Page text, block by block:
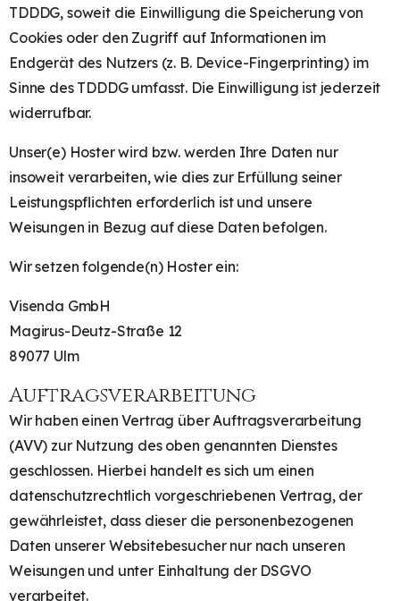
TDDDG, soweit die Einwilligung die Speicherung von
Cookies oder den Zugriff auf Informationen im
Endgerät des Nutzers (z. B. Device-Fingerprinting) im
Sinne des TDDDG umfasst. Die Einwilligung ist jederzeit
widerrufbar.
Unser(e) Hoster wird bzw. werden Ihre Daten nur
insoweit verarbeiten, wie dies zur Erfüllung seiner
Leistungspflichten erforderlich ist und unsere
Weisungen in Bezug auf diese Daten befolgen.
Wir setzen folgende(n) Hoster ein:
Visenda GmbH
Magirus-Deutz-Straße 12
89077 Ulm
Auftragsverarbeitung
Wir haben einen Vertrag über Auftragsverarbeitung
(AVV) zur Nutzung des oben genannten Dienstes
geschlossen. Hierbei handelt es sich um einen
datenschutzrechtlich vorgeschriebenen Vertrag, der
gewährleistet, dass dieser die personenbezogenen
Daten unserer Websitebesucher nur nach unseren
Weisungen und unter Einhaltung der DSGVO
verarbeitet.